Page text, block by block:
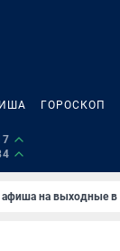
ГОРОСКОП
афиша на выходные